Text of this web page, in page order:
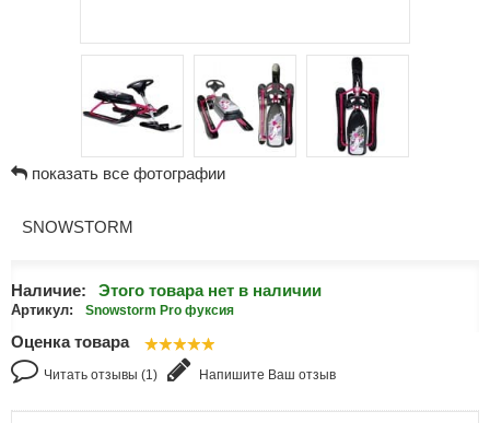
показать все фотографии
SNOWSTORM
Наличие: Этого товара нет в наличии
Артикул: Snowstorm Pro фуксия
Оценка товара
Читать отзывы (1) Напишите Ваш отзыв